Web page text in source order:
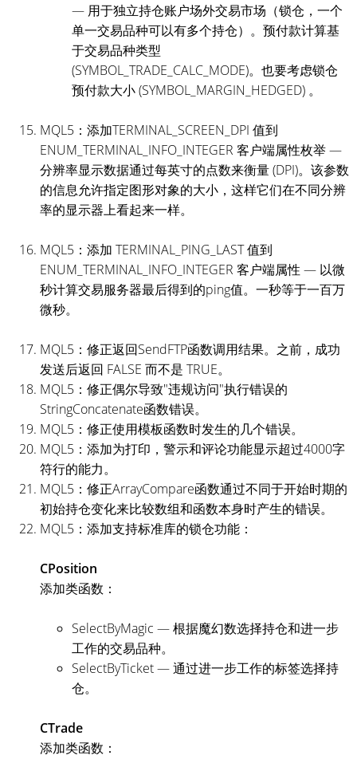
— 用于独立持仓账户场外交易市场（锁仓，一个
单一交易品种可以有多个持仓）。预付款计算基
于交易品种类型
(SYMBOL_TRADE_CALC_MODE)。也要考虑锁仓
预付款大小 (SYMBOL_MARGIN_HEDGED) 。
MQL5：添加TERMINAL_SCREEN_DPI 值到
ENUM_TERMINAL_INFO_INTEGER 客户端属性枚举 —
分辨率显示数据通过每英寸的点数来衡量 (DPI)。该参数
的信息允许指定图形对象的大小，这样它们在不同分辨
率的显示器上看起来一样。
MQL5：添加 TERMINAL_PING_LAST 值到
ENUM_TERMINAL_INFO_INTEGER 客户端属性 — 以微
秒计算交易服务器最后得到的ping值。一秒等于一百万
微秒。
MQL5：修正返回SendFTP函数调用结果。之前，成功
发送后返回 FALSE 而不是 TRUE。
MQL5：修正偶尔导致"违规访问"执行错误的
StringConcatenate函数错误。
MQL5：修正使用模板函数时发生的几个错误。
MQL5：添加为打印，警示和评论功能显示超过4000字
符行的能力。
MQL5：修正ArrayCompare函数通过不同于开始时期的
初始持仓变化来比较数组和函数本身时产生的错误。
MQL5：添加支持标准库的锁仓功能：
CPosition
添加类函数：
SelectByMagic — 根据魔幻数选择持仓和进一步
工作的交易品种。
SelectByTicket — 通过进一步工作的标签选择持
仓。
CTrade
添加类函数：